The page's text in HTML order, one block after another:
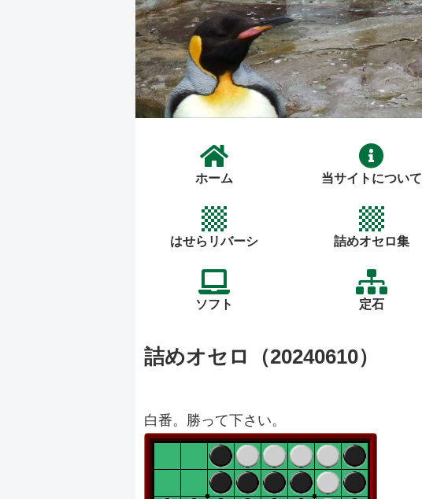
ホーム 当サイトについて
はせらリバーシ 詰めオセロ集
ソフト 定石
詰めオセロ（20240610）
白番。勝って下さい。